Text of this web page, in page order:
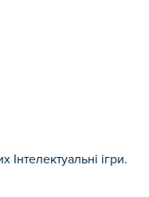
ігри.